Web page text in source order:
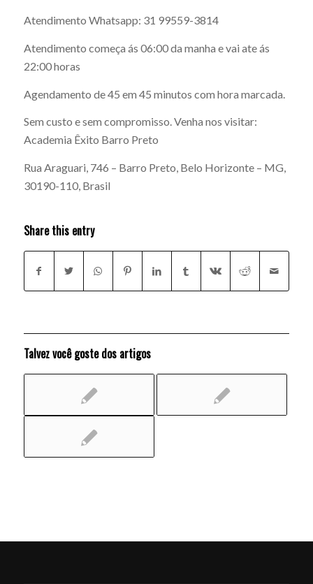
Atendimento Whatsapp: 31 99559-3814
Atendimento começa ás 06:00 da manha e vai ate ás
22:00 horas
Agendamento de 45 em 45 minutos com hora marcada.
Sem custo e sem compromisso. Venha nos visitar:
Academia Êxito Barro Preto
Rua Araguari, 746 – Barro Preto, Belo Horizonte – MG,
30190-110, Brasil
Share this entry
Talvez você goste dos artigos